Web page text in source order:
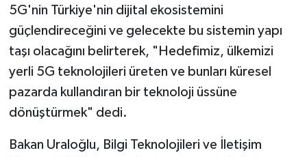
5G'nin Türkiye'nin dijital ekosistemini
güçlendireceğini ve gelecekte bu sistemin yapı
taşı olacağını belirterek, "Hedefimiz, ülkemizi
yerli 5G teknolojileri üreten ve bunları küresel
pazarda kullandıran bir teknoloji üssüne
dönüştürmek" dedi.
Bakan Uraloğlu, Bilgi Teknolojileri ve İletişim